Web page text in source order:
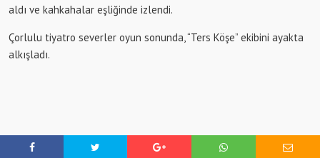
aldı ve kahkahalar eşliğinde izlendi.
Çorlulu tiyatro severler oyun sonunda, “Ters Köşe” ekibini ayakta
alkışladı.